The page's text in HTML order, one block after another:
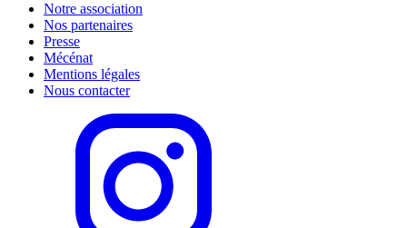
Notre association
Nos partenaires
Presse
Mécénat
Mentions légales
Nous contacter